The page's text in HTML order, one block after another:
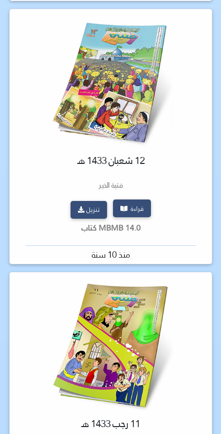
12 شعبان 1433 هـ
فتية الخير
قراءة تنزيل
14.0 MBMB كتاب
منذ 10 سنة
11 رجب 1433 هـ